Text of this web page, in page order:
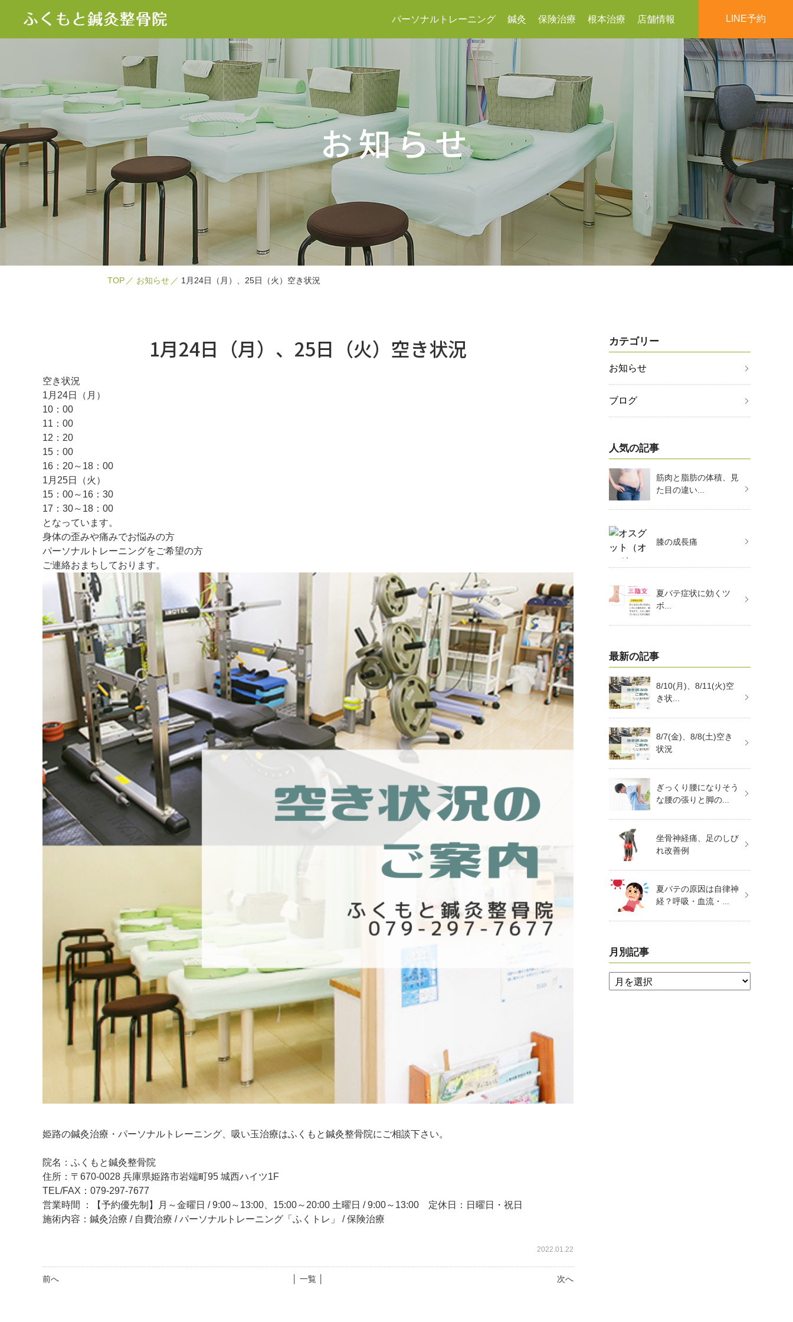
パーソナルトレーニング 鍼灸 保険治療 根本治療 店舗情報 LINE予約
お知らせ
TOP お知らせ 1月24日（月）、25日（火）空き状況
1月24日（月）、25日（火）空き状況
空き状況
1月24日（月）
10：00
11：00
12：20
15：00
16：20～18：00
1月25日（火）
15：00～16：30
17：30～18：00
となっています。
身体の歪みや痛みでお悩みの方
パーソナルトレーニングをご希望の方
ご連絡おまちしております。
姫路の鍼灸治療・パーソナルトレーニング、吸い玉治療はふくもと鍼灸整骨院にご相談下さい。
院名：ふくもと鍼灸整骨院
住所：〒670-0028 兵庫県姫路市岩端町95 城西ハイツ1F
TEL/FAX：079-297-7677
営業時間 ：【予約優先制】月～金曜日 / 9:00～13:00、15:00～20:00 土曜日 / 9:00～13:00 定休日：日曜日・祝日
施術内容：鍼灸治療 / 自費治療 / パーソナルトレーニング「ふくトレ」 / 保険治療
2022.01.22
前へ 次へ
│ 一覧 │
カテゴリー
お知らせ
ブログ
人気の記事
筋肉と脂肪の体積、見
た目の違い...
膝の成長痛
夏バテ症状に効くツ
ボ...
最新の記事
8/10(月)、8/11(火)空
き状...
8/7(金)、8/8(土)空き
状況
ぎっくり腰になりそう
な腰の張りと脚の...
坐骨神経痛、足のしび
れ改善例
夏バテの原因は自律神
経？呼吸・血流・...
月別記事